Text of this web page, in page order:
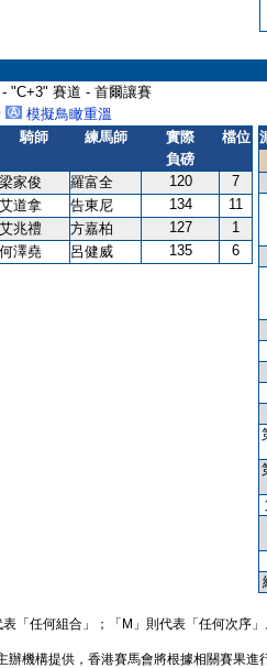
"C+3" 賽道 - 首爾讓賽
模擬鳥瞰重溫
騎師 練馬師
實際
負磅
檔位
梁家俊 羅富全 120
7
艾道拿 告東尼 134
11
艾兆禮 方嘉柏 127
1
何澤堯 呂健威 135 6
「任何組合」；「M」則代表「任何次序
辦機構提供，香港賽馬會將根據相關賽果進